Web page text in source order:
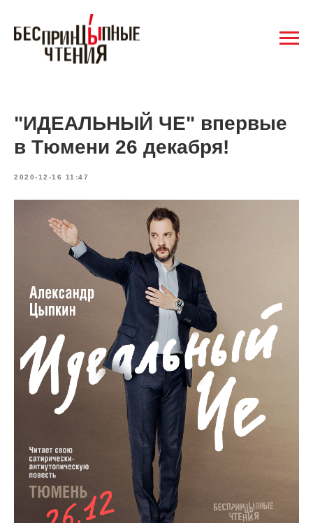
"ИДЕАЛЬНЫЙ ЧЕ" впервые
в Тюмени 26 декабря!
2020-12-16 11:47